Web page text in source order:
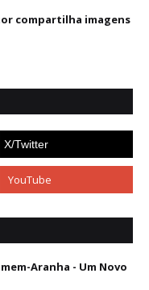
compartilha imagens
Aranha - Um Novo